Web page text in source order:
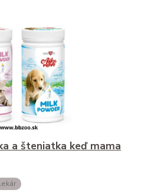
a šteniatka keď mama